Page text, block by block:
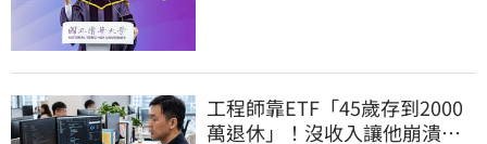
工程師靠ETF「45歲存到2000
萬退休」！沒收入讓他崩潰…